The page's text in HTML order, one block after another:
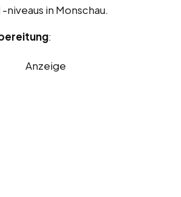
niveaus in Monschau.
:
Anzeige